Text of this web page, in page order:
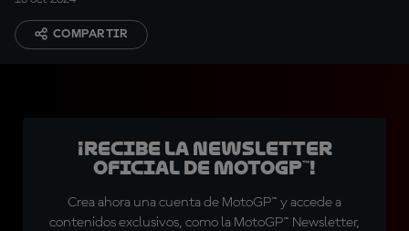
COMPARTIR
¡Recibe la Newsletter
oficial de MotoGP™!
Crea ahora una cuenta de MotoGP™ y accede a
contenidos exclusivos, como la MotoGP™ Newsletter,